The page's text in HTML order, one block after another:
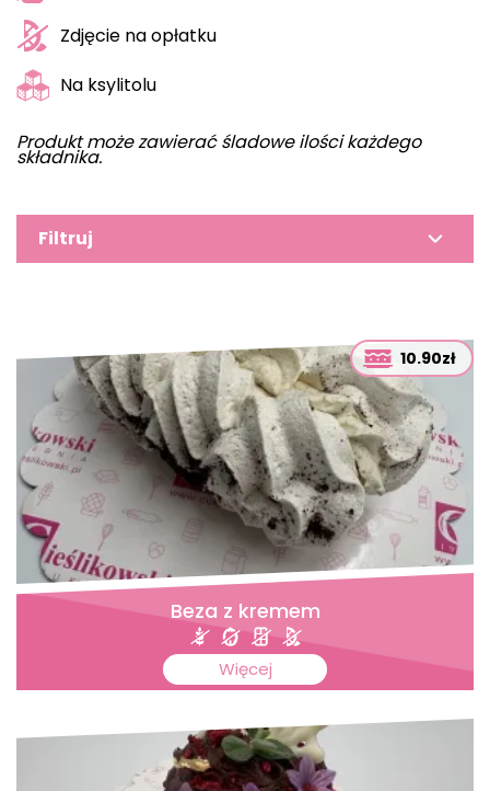
Zdjęcie na opłatku
Na ksylitolu
Produkt może zawierać śladowe ilości każdego
składnika.
Filtruj
10.90zł
Beza z kremem
Więcej